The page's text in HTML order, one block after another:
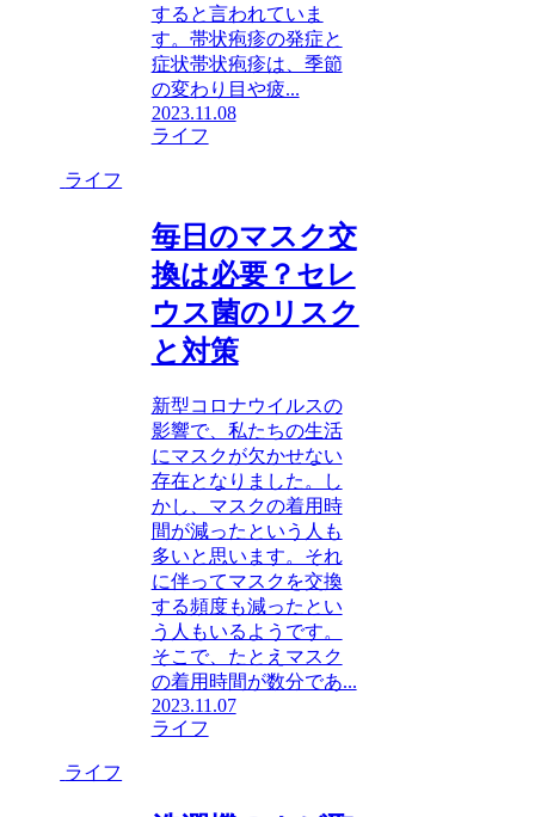
すると言われていま
す。帯状疱疹の発症と
症状帯状疱疹は、季節
の変わり目や疲...
2023.11.08
ライフ
ライフ
毎日のマスク交
換は必要？セレ
ウス菌のリスク
と対策
新型コロナウイルスの
影響で、私たちの生活
にマスクが欠かせない
存在となりました。し
かし、マスクの着用時
間が減ったという人も
多いと思います。それ
に伴ってマスクを交換
する頻度も減ったとい
う人もいるようです。
そこで、たとえマスク
の着用時間が数分であ...
2023.11.07
ライフ
ライフ